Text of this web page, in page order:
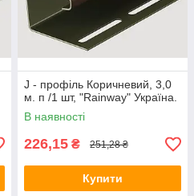
J - профіль Коричневий, 3,0
м. п /1 шт, "Rainway" Україна.
В наявності
226,15 ₴ 251,28 ₴
Купити